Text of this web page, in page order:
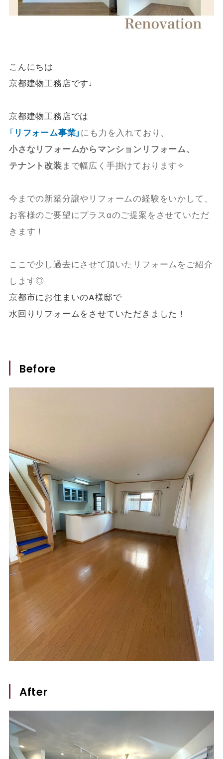
こんにちは
京都建物工務店です♩
京都建物工務店では
「 リフォーム事業」 にも力を入れており、
小さなリフォームからマンションリフォーム、
テナント改装 まで幅広く手掛けております✧
今までの新築分譲やリフォームの経験をいかして、
お客様のご要望にプラスαのご提案をさせていただ
きます！
ここで少し過去にさせて頂いたリフォームをご紹介
します◎
京都市にお住まいのA様邸で
水回りリフォームをさせていただきました！
Before
After